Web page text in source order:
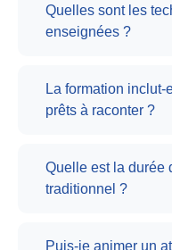
Quelles sont les
enseignées ?
La formation
prêts à raconter ?
Quelle est la durée
traditionnel ?
Puis-je animer un